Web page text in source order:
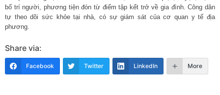
bố trí người, phương tiện đón từ điểm tập kết trở về gia đình. Công dân
tự theo dõi sức khỏe tại nhà, có sự giám sát của cơ quan y tế địa
phương.
Share via:
Facebook Twitter LinkedIn More